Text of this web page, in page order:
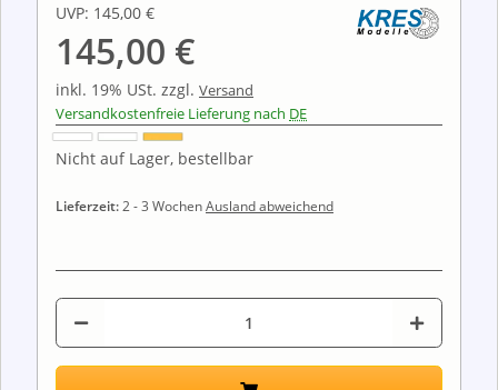
UVP: 145,00 €
145,00 €
inkl. 19% USt. zzgl. Versand
Versandkostenfreie Lieferung nach DE
Nicht auf Lager, bestellbar
Lieferzeit:2 - 3 WochenAusland abweichend